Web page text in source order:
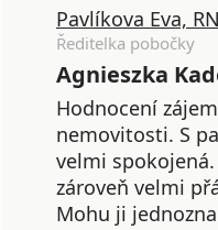
Pavlíkova Eva,
Ředitelka pobočky
Agnieszka
Hodnocení
nemovitosti. S
velmi
zároveň velmi
Mohu ji